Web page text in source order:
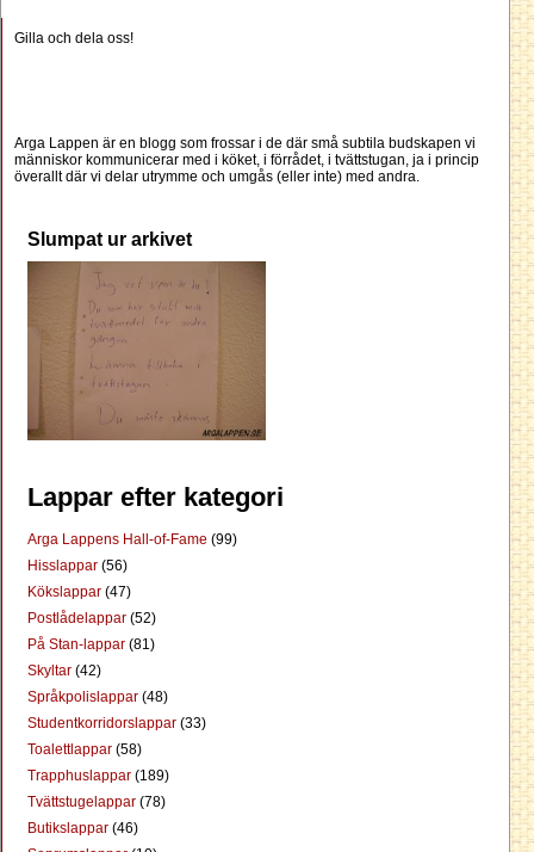
Gilla och dela oss!
Arga Lappen är en blogg som frossar i de där små subtila budskapen vi
människor kommunicerar med i köket, i förrådet, i tvättstugan, ja i princip
överallt där vi delar utrymme och umgås (eller inte) med andra.
Slumpat ur arkivet
Lappar efter kategori
Arga Lappens Hall-of-Fame (99)
Hisslappar (56)
Kökslappar (47)
Postlådelappar (52)
På Stan-lappar (81)
Skyltar (42)
Språkpolislappar (48)
Studentkorridorslappar (33)
Toalettlappar (58)
Trapphuslappar (189)
Tvättstugelappar (78)
Butikslappar (46)